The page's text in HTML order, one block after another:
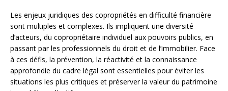
Les enjeux juridiques des copropriétés en difficulté financière
sont multiples et complexes. Ils impliquent une diversité
d’acteurs, du copropriétaire individuel aux pouvoirs publics, en
passant par les professionnels du droit et de l’immobilier. Face
à ces défis, la prévention, la réactivité et la connaissance
approfondie du cadre légal sont essentielles pour éviter les
situations les plus critiques et préserver la valeur du patrimoine